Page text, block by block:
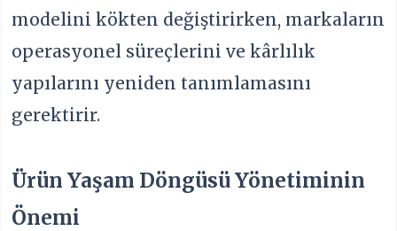
modelini kökten değiştirirken, markaların
operasyonel süreçlerini ve kârlılık
yapılarını yeniden tanımlamasını
gerektirir.
Ürün Yaşam Döngüsü Yönetiminin
Önemi